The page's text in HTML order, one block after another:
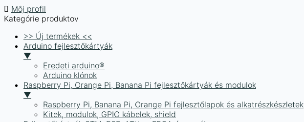
Môj profil
Kategórie produktov
>> Új termékek <<
Arduino fejlesztőkártyák
▼
Eredeti arduino®
Arduino klónok
Raspberry Pi, Orange Pi, Banana Pi fejlesztőkártyák és modulok
▼
Raspberry Pi, Banana Pi, Orange Pi fejlesztőlapok és alkatrészkészletek
Kitek, modulok, GPIO kábelek, shield